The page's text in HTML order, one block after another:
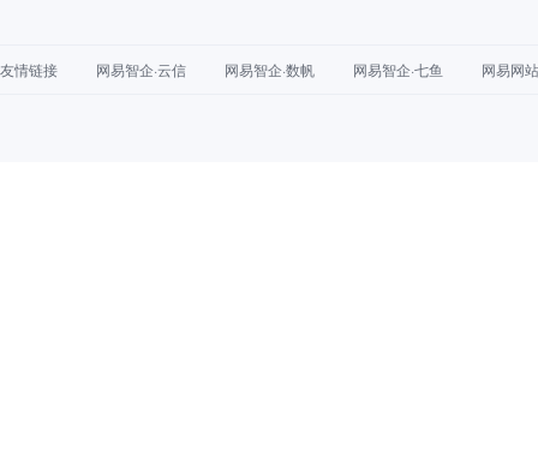
友情链接 网易智企·云信 网易智企·数帆 网易智企·七鱼 网易网